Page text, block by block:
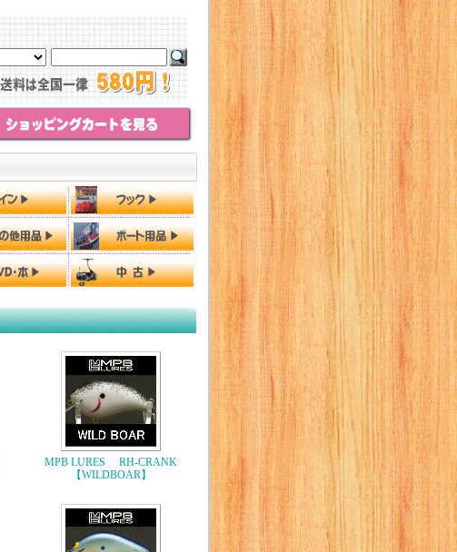
MPB LURES RH-CRANK
【WILDBOAR】